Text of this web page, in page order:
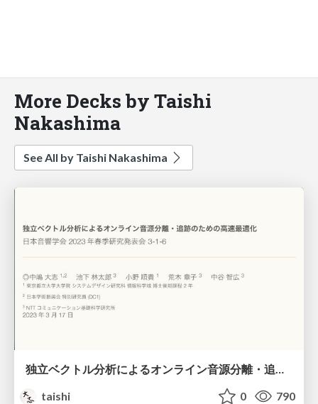
More Decks by Taishi
Nakashima
See All by Taishi Nakashima
独立ベクトル分析によるオンライン音源分離・追跡のための高速最適化 / Fast online algorithms for independent vector analysis
taishi
0 790